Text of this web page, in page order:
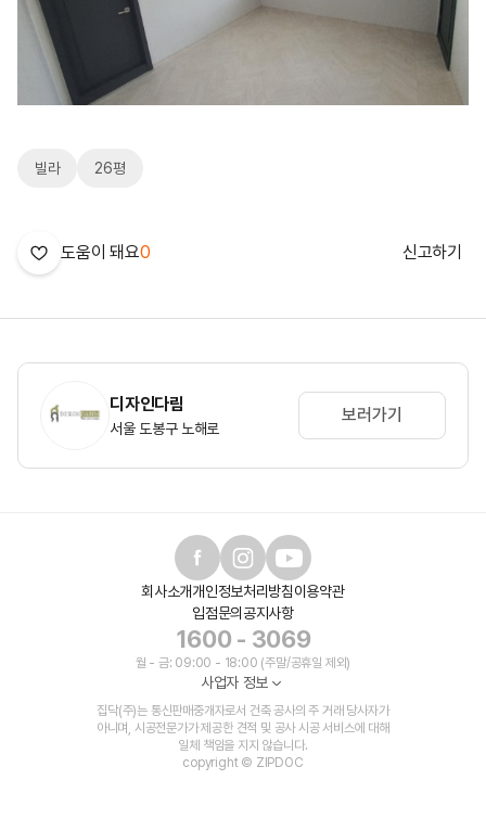
빌라 26평
도움이 돼요0 신고하기
디자인다림
서울 도봉구 노해로
보러가기
회사소개개인정보처리방침이용약관
입점문의 공지사항
1600 - 3069
월 - 금: 09:00 - 18:00 (주말/공휴일 제외)
사업자 정보
집닥(주)는 통신판매중개자로서 건축 공사의 주 거래 당사자가
아니며, 시공전문가가 제공한 견적 및 공사 시공 서비스에 대해
일체 책임을 지지 않습니다.
copyright © ZIPDOC